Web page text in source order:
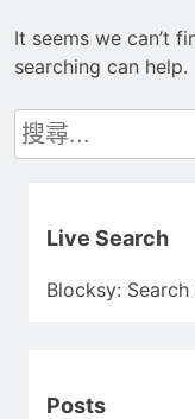
It seems we can’t
searching can help.
搜
尋
Live Search
Blocksy: Search
Posts